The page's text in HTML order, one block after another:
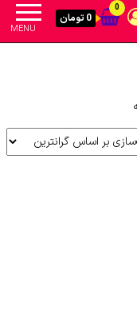
MENU
0
0 تومان